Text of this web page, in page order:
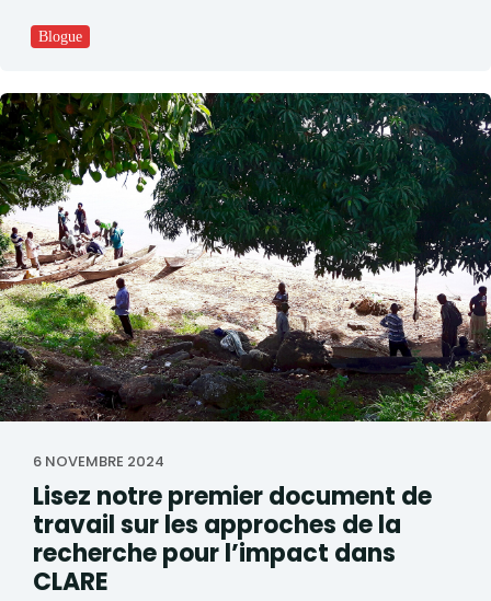
Blogue
6 NOVEMBRE 2024
Lisez notre premier document de
travail sur les approches de la
recherche pour l’impact dans
CLARE